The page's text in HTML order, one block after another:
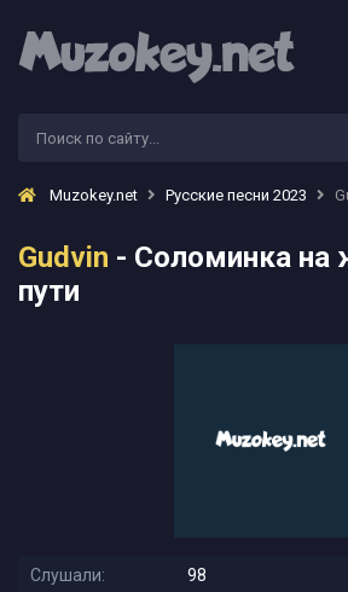
Muzokey.net Русские песни 2023
Gudvin - Соломинка на
пути
Слушали:
98